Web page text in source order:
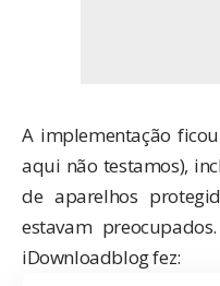
A implementação
aqui não testamos),
de aparelhos
estavam
iDownloadblogfez: